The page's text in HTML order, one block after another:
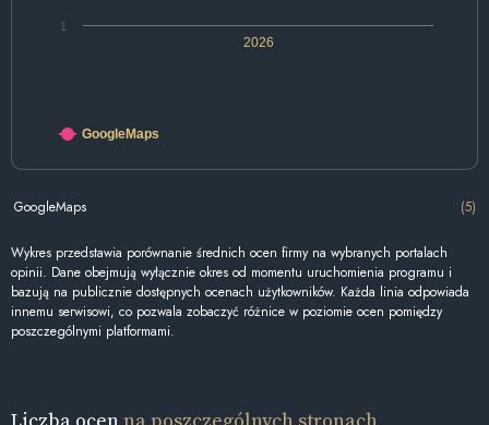
2026
1
GoogleMaps
GoogleMaps (5)
Wykres przedstawia porównanie średnich ocen firmy na wybranych portalach
opinii. Dane obejmują wyłącznie okres od momentu uruchomienia programu i
bazują na publicznie dostępnych ocenach użytkowników. Każda linia odpowiada
innemu serwisowi, co pozwala zobaczyć różnice w poziomie ocen pomiędzy
poszczególnymi platformami.